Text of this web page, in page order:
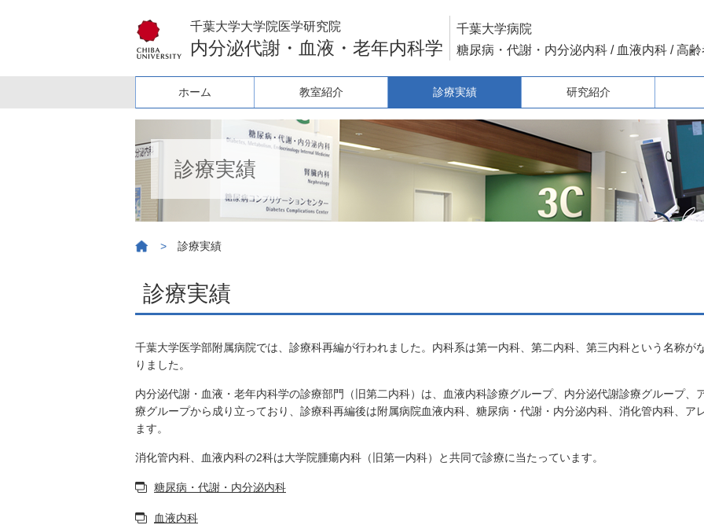
千葉大学大学院医学研究院
内分泌代謝・血液・老年内科学
千葉大学病院
糖尿病・代謝・内分泌内科 / 血液内科 / 高
ホーム 教室紹介 診療実績 研究紹介
診療実績
> 診療実績
診療実績
千葉大学医学部附属病院では、診療科再編が行われました。内科系は第一内科、第二内科、第三内科という名称が
りました。
内分泌代謝・血液・老年内科学の診療部門（旧第二内科）は、血液内科診療グループ、内分泌代謝診療グループ、
療グループから成り立っており、診療科再編後は附属病院血液内科、糖尿病・代謝・内分泌内科、消化管内科、ア
ます。
消化管内科、血液内科の2科は大学院腫瘍内科（旧第一内科）と共同で診療に当たっています。
糖尿病・代謝・内分泌内科
血液内科